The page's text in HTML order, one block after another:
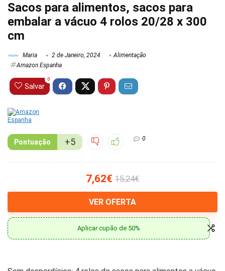
Sacos para alimentos, sacos para
embalar a vácuo 4 rolos 20/28 x 300
cm
Maria 2 de Janeiro, 2024
Alimentação
Amazon Espanha
Salvar
0
Pontuação +5 0
7,62€ 15,24€
VER OFERTA
Aplicar cupão de 50%